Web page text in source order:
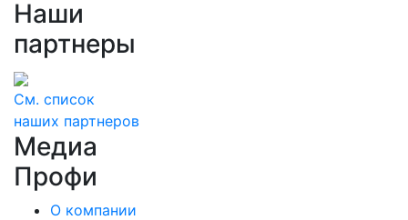
Наши
партнеры
См. список
наших партнеров
Медиа
Профи
О компании